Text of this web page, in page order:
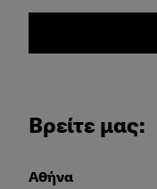
Βρείτε μας:
Αθήνα